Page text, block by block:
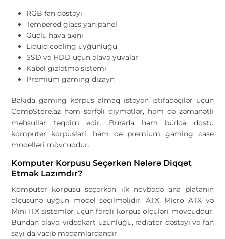
RGB fan dəstəyi
Tempered glass yan panel
Güclü hava axını
Liquid cooling uyğunluğu
SSD və HDD üçün əlavə yuvalar
Kabel gizlətmə sistemi
Premium gaming dizayn
Bakıda gaming korpus almaq istəyən istifadəçilər üçün
CompStore.az həm sərfəli qiymətlər, həm də zəmanətli
məhsullar təqdim edir. Burada həm büdcə dostu
komputer korpuslari, həm də premium gaming case
modelləri mövcuddur.
Komputer Korpusu Seçərkən Nələrə Diqqət
Etmək Lazımdır?
Kompüter korpusu seçərkən ilk növbədə ana platanın
ölçüsünə uyğun model seçilməlidir. ATX, Micro ATX və
Mini ITX sistemlər üçün fərqli korpus ölçüləri mövcuddur.
Bundan əlavə, videokart uzunluğu, radiator dəstəyi və fan
sayı da vacib məqamlardandır.